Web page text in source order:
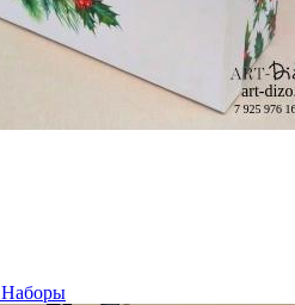
Наборы